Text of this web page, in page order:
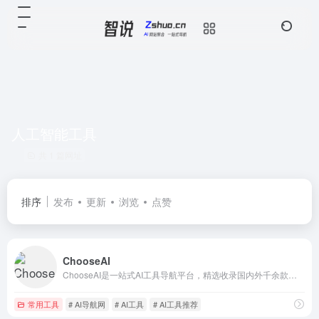
排序 发布 更新 浏览 点赞
ChooseAI
常用工具 # AI导航网 # AI工具 # AI工具推荐